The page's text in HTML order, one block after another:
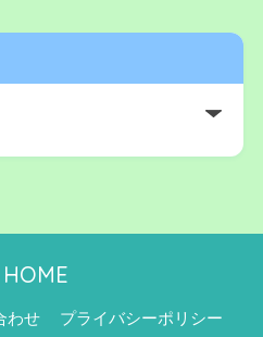
わせ プライバシーポリシー